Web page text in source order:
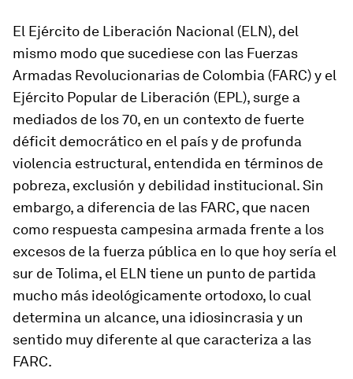
El Ejército de Liberación Nacional (ELN), del
mismo modo que sucediese con las Fuerzas
Armadas Revolucionarias de Colombia (FARC) y el
Ejército Popular de Liberación (EPL), surge a
mediados de los 70, en un contexto de fuerte
déficit democrático en el país y de profunda
violencia estructural, entendida en términos de
pobreza, exclusión y debilidad institucional. Sin
embargo, a diferencia de las FARC, que nacen
como respuesta campesina armada frente a los
excesos de la fuerza pública en lo que hoy sería el
sur de Tolima, el ELN tiene un punto de partida
mucho más ideológicamente ortodoxo, lo cual
determina un alcance, una idiosincrasia y un
sentido muy diferente al que caracteriza a las
FARC.